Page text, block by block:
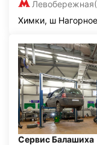
Левобережная
Химки, ш
Сервис Балашиха